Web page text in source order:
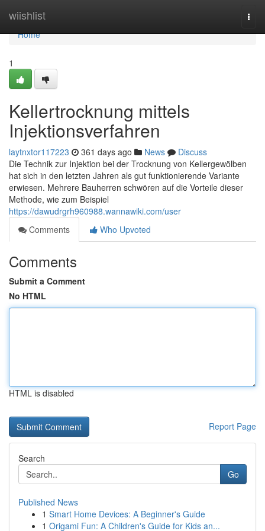
wiishlist
Home
Home
1
Kellertrocknung mittels
Injektionsverfahren
laytnxtor117223 361 days ago News
Discuss
Die Technik zur Injektion bei der Trocknung von Kellergewölben
hat sich in den letzten Jahren als gut funktionierende Variante
erwiesen. Mehrere Bauherren schwören auf die Vorteile dieser
Methode, wie zum Beispiel
https://dawudrgrh960988.wannawiki.com/user
Comments
Who Upvoted
Comments
Submit a Comment
No HTML
HTML is disabled
Report Page
Search
Go
Published News
1 Smart Home Devices: A Beginner's Guide
1 Origami Fun: A Children's Guide for Kids an...